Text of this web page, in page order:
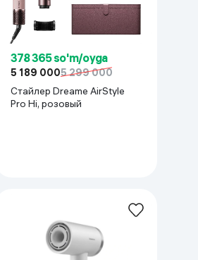
378 365 so'm/oyga
5 189 0005 299 000
Cтайлер Dreame AirStyle
Pro Hi, розовый